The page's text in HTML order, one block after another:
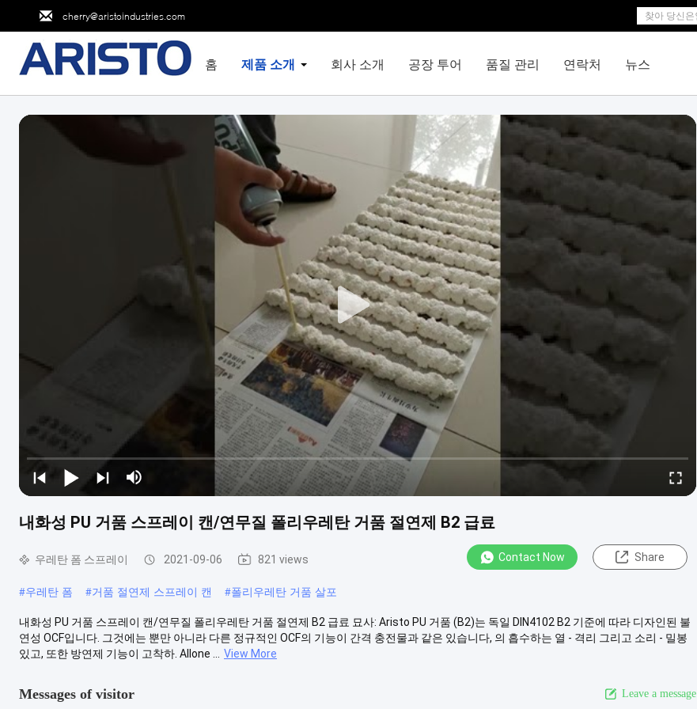
cherry@aristoindustries.com
홈 제품 소개 회사 소개 공장 투어 품질 관리 연락처 뉴스
내화성 PU 거품 스프레이 캔/연무질 폴리우레탄 거품 절연제 B2 급료
우레탄 폼 스프레이 2021-09-06 821 views Contact Now Share
#우레탄 폼 #거품 절연제 스프레이 캔 #폴리우레탄 거품 살포
내화성 PU 거품 스프레이 캔/연무질 폴리우레탄 거품 절연제 B2 급료 묘사: Aristo PU 거품 (B2)는 독일 DIN4102 B2 기준에 따라 디자인된 불
연성 OCF입니다. 그것에는 뿐만 아니라 다른 정규적인 OCF의 기능이 간격 충전물과 같은 있습니다, 의 흡수하는 열 - 격리 그리고 소리 - 밀봉
있고, 또한 방연제 기능이 고착하. Allone ...
View More
Messages of visitor Leave a message